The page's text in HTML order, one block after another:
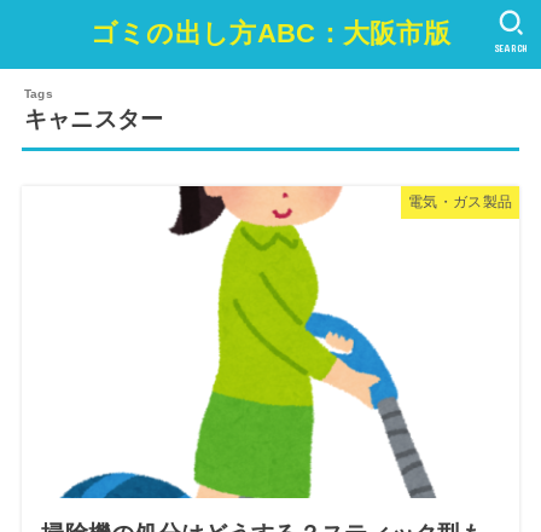
ゴミの出し方ABC：大阪市版 SEARCH
キャニスター
電気・ガス製品